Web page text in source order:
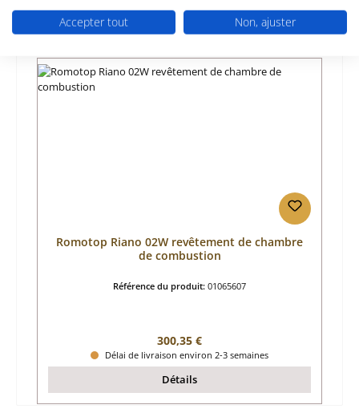
Romotop Riano 02W revêtement de chambre
de combustion
Référence du produit: 01065607
Prix régulier :
300,35 €
Délai de livraison environ 2-3 semaines
Détails
Accepter tout Non, ajuster